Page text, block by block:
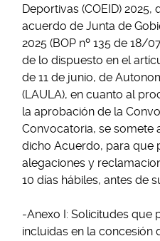
Deportivas (COEID)
acuerdo de Junta de
2025 (BOP nº 135 de 18/
de lo dispuesto en el
de 11 de junio, de
(LAULA), en cuanto al
la aprobación de la
Convocatoria, se somete
dicho Acuerdo, para que
alegaciones y
10 días hábiles, antes de
-Anexo I: Solicitudes que
incluidas en la concesión